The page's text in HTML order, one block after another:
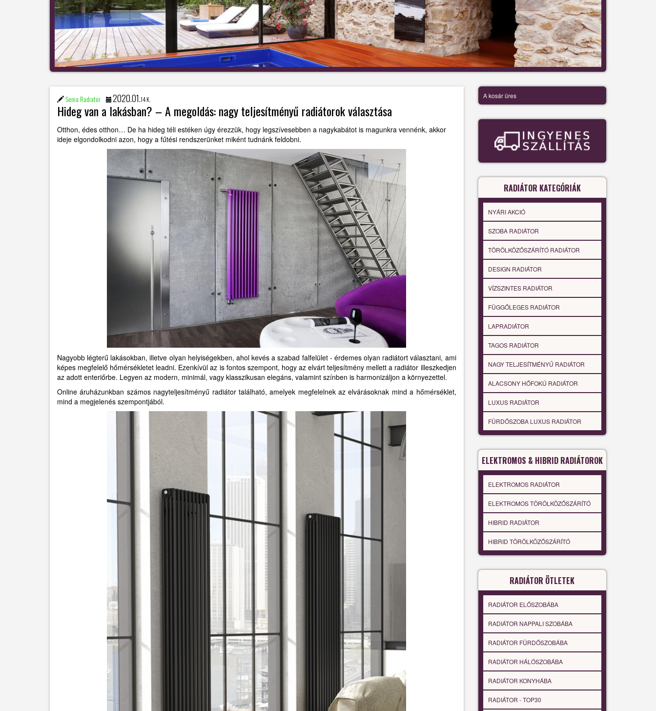
Senia Radiator 2020.01.14 K.
Hideg van a lakásban? – A megoldás: nagy teljesítményű radiátorok választása
Otthon, édes otthon… De ha hideg téli estéken úgy érezzük, hogy legszívesebben a nagykabátot is magunkra vennénk, akkor
ideje elgondolkodni azon, hogy a fűtési rendszerünket miként tudnánk feldobni.
Nagyobb légterű lakásokban, illetve olyan helyiségekben, ahol kevés a szabad falfelület - érdemes olyan radiátort választani, ami
képes megfelelő hőmérsékletet leadni. Ezenkívül az is fontos szempont, hogy az elvárt teljesítmény mellett a radiátor illeszkedjen
az adott enteriőrbe. Legyen az modern, minimál, vagy klasszikusan elegáns, valamint színben is harmonizáljon a környezettel.
Online áruházunkban számos nagyteljesítményű radiátor található, amelyek megfelelnek az elvárásoknak mind a hőmérséklet,
mind a megjelenés szempontjából.
A kosár üres
RADIÁTOR KATEGÓRIÁK
NYÁRI AKCIÓ
SZOBA RADIÁTOR
TÖRÖLKÖZŐSZÁRÍTÓ RADIÁTOR
DESIGN RADIÁTOR
VÍZSZINTES RADIÁTOR
FÜGGŐLEGES RADIÁTOR
LAPRADIÁTOR
TAGOS RADIÁTOR
NAGY TELJESÍTMÉNYŰ RADIÁTOR
ALACSONY HŐFOKÚ RADIÁTOR
LUXUS RADIÁTOR
FÜRDŐSZOBA LUXUS RADIÁTOR
ELEKTROMOS & HIBRID RADIÁTOROK
ELEKTROMOS RADIÁTOR
ELEKTROMOS TÖRÖLKÖZŐSZÁRÍTÓ
HIBRID RADIÁTOR
HIBRID TÖRÖLKÖZŐSZÁRÍTÓ
RADIÁTOR ÖTLETEK
RADIÁTOR ELŐSZOBÁBA
RADIÁTOR NAPPALI SZOBÁBA
RADIÁTOR FÜRDŐSZOBÁBA
RADIÁTOR HÁLÓSZOBÁBA
RADIÁTOR KONYHÁBA
RADIÁTOR - TOP30